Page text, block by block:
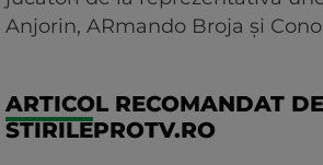
Anjorin, ARmando Broja și
ARTICOL RECOMANDAT DE
STIRILEPROTV.RO